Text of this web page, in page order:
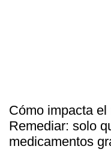
Cómo impacta
Remediar: solo
medicamentos